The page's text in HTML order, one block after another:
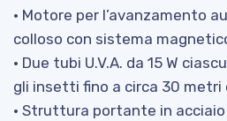
• Motore per l’avanzamento
colloso con sistema
• Due tubi U.V.A. da 15 W
gli insetti fino a circa 30 metri
• Struttura portante in